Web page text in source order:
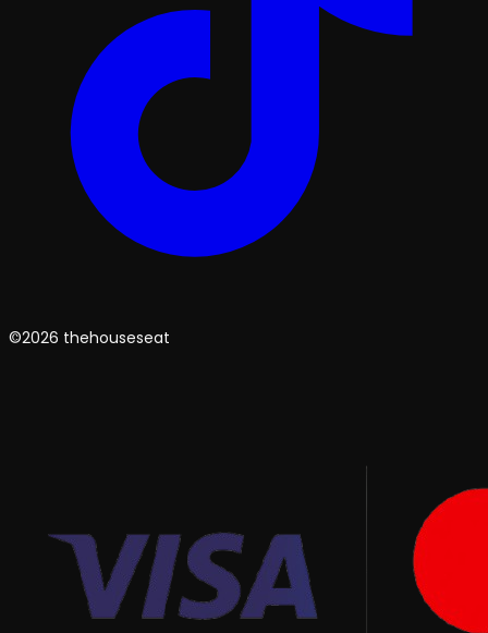
©2026 thehouseseat